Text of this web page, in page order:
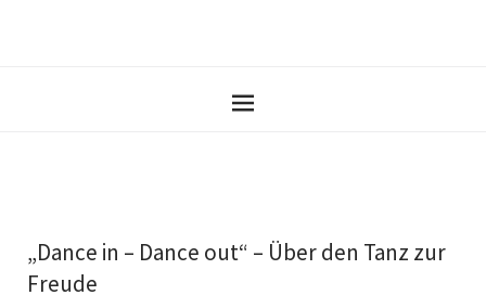
„Dance in – Dance out“ – Über den Tanz zur
Freude